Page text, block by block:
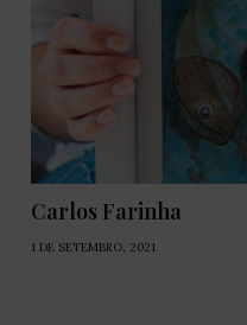
Carlos Farinha
1 DE SETEMBRO, 2021